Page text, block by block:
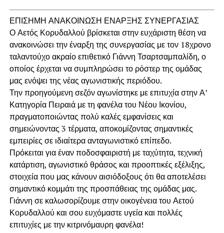
ΕΠΙΣΗΜΗ ΑΝΑΚΟΙΝΩΣΗ ΕΝΑΡΞΗΣ ΣΥΝΕΡΓΑΣΙΑΣ
Ο Αετός Κορυδαλλού βρίσκεται στην ευχάριστη θέση να
ανακοινώσει την έναρξη της συνεργασίας με τον 18χρονο
ταλαντούχο ακραίο επιθετικό Γιάννη Τσαρτσαμπαλίδη, ο
οποίος έρχεται να συμπληρώσει το ρόστερ της ομάδας
μας ενόψει της νέας αγωνιστικής περιόδου.
Την προηγούμενη σεζόν αγωνίστηκε με επιτυχία στην Α’
Κατηγορία Πειραιά με τη φανέλα του Νέου Ικονίου,
πραγματοποιώντας πολύ καλές εμφανίσεις και
σημειώνοντας 3 τέρματα, αποκομίζοντας σημαντικές
εμπειρίες σε ιδιαίτερα ανταγωνιστικό επίπεδο.
Πρόκειται για έναν ποδοσφαιριστή με ταχύτητα, τεχνική
κατάρτιση, αγωνιστικό θράσος και προοπτικές εξέλιξης,
στοιχεία που μας κάνουν αισιόδοξους ότι θα αποτελέσει
σημαντικό κομμάτι της προσπάθειας της ομάδας μας.
Γιάννη σε καλωσορίζουμε στην οικογένεια του Αετού
Κορυδαλλού και σου ευχόμαστε υγεία και πολλές
επιτυχίες με την κιτρινόμαυρη φανέλα!